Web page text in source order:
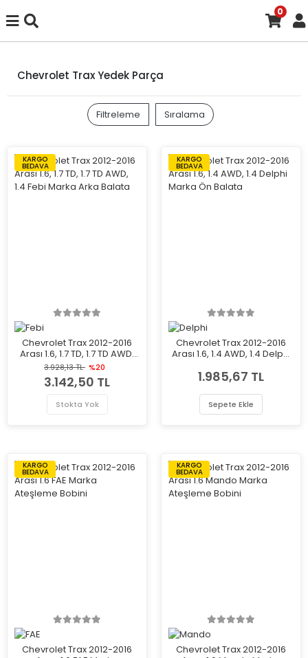
0
Chevrolet Trax Yedek Parça
Filtreleme Sıralama
KARGO
BEDAVA
Chevrolet Trax 2012-2016
Arası 1.6, 1.7 TD, 1.7 TD AWD,
1.4 Febi Marka Arka Balata
3.928,13 TL %20
3.142,50 TL
Stokta Yok
KARGO
BEDAVA
Chevrolet Trax 2012-2016
Arası 1.6, 1.4 AWD, 1.4 Delphi
1.985,67 TL
Sepete Ekle
KARGO
BEDAVA
Chevrolet Trax 2012-2016
KARGO
BEDAVA
Chevrolet Trax 2012-2016